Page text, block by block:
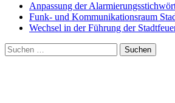
Anpassung der
Funk- und Kommunikationsraum
Wechsel in der Führung der
Suchen
nach: